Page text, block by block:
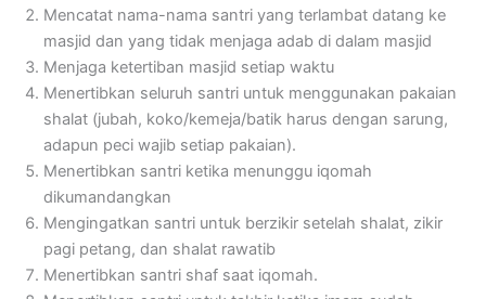
Mencatat nama-nama santri yang terlambat datang ke
masjid dan yang tidak menjaga adab di dalam masjid
Menjaga ketertiban masjid setiap waktu
Menertibkan seluruh santri untuk menggunakan pakaian
shalat (jubah, koko/kemeja/batik harus dengan sarung,
adapun peci wajib setiap pakaian).
Menertibkan santri ketika menunggu iqomah
dikumandangkan
Mengingatkan santri untuk berzikir setelah shalat, zikir
pagi petang, dan shalat rawatib
Menertibkan santri shaf saat iqomah.